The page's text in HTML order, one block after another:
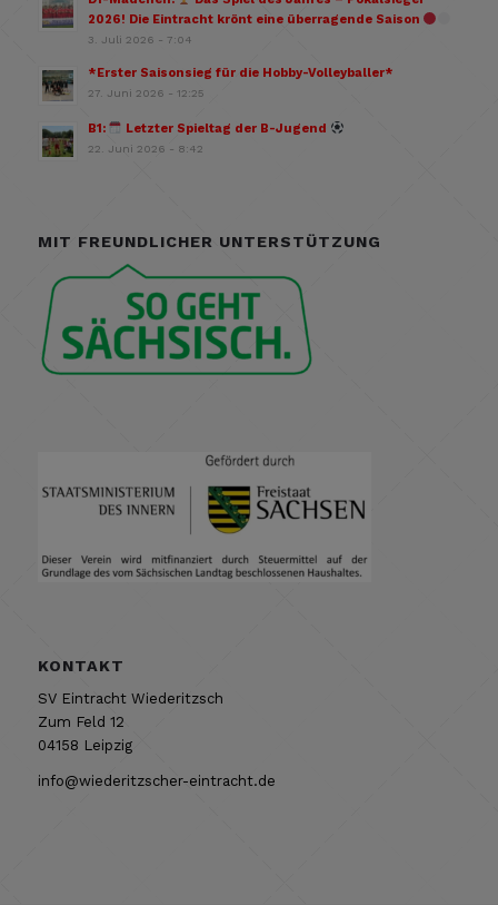
2026! Die Eintracht krönt eine überragende Saison
3. Juli 2026 - 7:04
*Erster Saisonsieg für die Hobby-Volleyballer*
27. Juni 2026 - 12:25
B1: Letzter Spieltag der B-Jugend
22. Juni 2026 - 8:42
MIT FREUNDLICHER UNTERSTÜTZUNG
KONTAKT
SV Eintracht Wiederitzsch
Zum Feld 12
04158 Leipzig
info@wiederitzscher-eintracht.de